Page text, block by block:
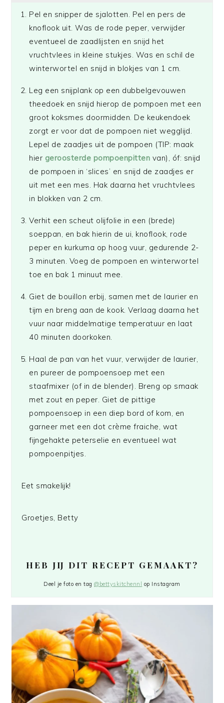
Pel en snipper de sjalotten. Pel en pers de
knoflook uit. Was de rode peper, verwijder
eventueel de zaadlijsten en snijd het
vruchtvlees in kleine stukjes. Was en schil de
winterwortel en snijd in blokjes van 1 cm.
Leg een snijplank op een dubbelgevouwen
theedoek en snijd hierop de pompoen met een
groot koksmes doormidden. De keukendoek
zorgt er voor dat de pompoen niet wegglijd.
Lepel de zaadjes uit de pompoen (TIP: maak
hier geroosterde pompoenpitten van), óf: snijd
de pompoen in ‘slices’ en snijd de zaadjes er
uit met een mes. Hak daarna het vruchtvlees
in blokken van 2 cm.
Verhit een scheut olijfolie in een (brede)
soeppan, en bak hierin de ui, knoflook, rode
peper en kurkuma op hoog vuur, gedurende 2-
3 minuten. Voeg de pompoen en winterwortel
toe en bak 1 minuut mee.
Giet de bouillon erbij, samen met de laurier en
tijm en breng aan de kook. Verlaag daarna het
vuur naar middelmatige temperatuur en laat
40 minuten doorkoken.
Haal de pan van het vuur, verwijder de laurier,
en pureer de pompoensoep met een
staafmixer (of in de blender). Breng op smaak
met zout en peper. Giet de pittige
pompoensoep in een diep bord of kom, en
garneer met een dot crème fraiche, wat
fijngehakte peterselie en eventueel wat
pompoenpitjes.
Eet smakelijk!
Groetjes, Betty
HEB JIJ DIT RECEPT GEMAAKT?
Deel je foto en tag@bettyskitchennl op Instagram